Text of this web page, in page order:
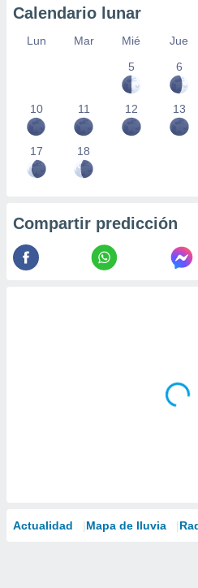
Calendario lunar
Lun Mar Mié Jue
5
6
10 11 12 13
17 18
Compartir predicción
Actualidad Mapa de lluvia